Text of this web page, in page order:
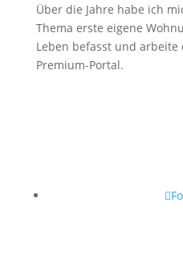
Über die Jahre habe ich
Thema erste eigene
Leben befasst und
Premium-Portal.